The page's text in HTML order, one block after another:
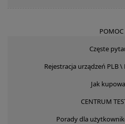
POMOC
Częste
Rejestracja urządzeń PLB
Jak
CENTRUM
Porady dla